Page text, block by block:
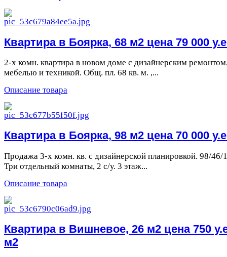
Квартира в Боярка, 68 м2 цена 79 000
2-х комн. квартира в новом доме с дизайнерским
мебелью и техникой. Общ. пл. 68 кв. м. ,...
Описание товара
Квартира в Боярка, 98 м2 цена 70 000
Продажа 3-х комн. кв. с дизайнерской планировкой. 98/46/
Три отдельный комнаты, 2 с/у. 3 этаж...
Описание товара
Квартира в Вишневое, 26 м2 цена 750
м2